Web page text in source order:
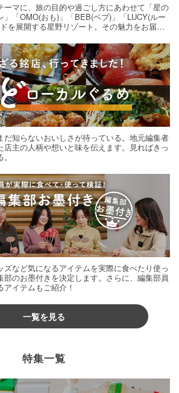
ーマに、旅の目的や過ごし方にあわせて「星の
「OMO(おも)」「BEB(ベブ)」「LUCY(ルー
を展開する星野リゾート。その魅力をお届け
だ知らないおいしさが待っている。地元編集者
主の人柄や想いと味を伝えます。見ればきっ
など気になるアイテムを実際に食べたり使っ
部のお墨付きを決定します。さらに、編集部員
イテムもご紹介！
一覧を見る
特集一覧